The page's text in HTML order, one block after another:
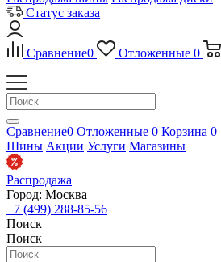
Статус заказа
Сравнение0 Отложенные 0
Сравнение0 Отложенные 0 Корзина 0
Шины Акции Услуги Магазины
Распродажа
Город: Москва
+7 (499) 288-85-56
Поиск
Поиск